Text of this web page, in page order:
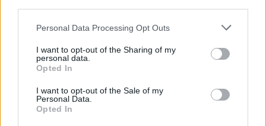
Personal Data Processing Opt Outs
I want to opt-out of the Sharing of my
personal data.
Opted In
I want to opt-out of the Sale of my
Personal Data.
Opted In
Sllovakia përballet me
vapë ekstreme,
gradë Celsius
Dy tramvaje përplasen në
kritike